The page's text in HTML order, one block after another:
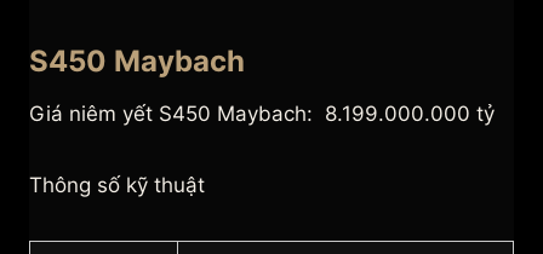
S450 Maybach
Giá niêm yết S450 Maybach: 8.199.000.000 tỷ
Thông số kỹ thuật